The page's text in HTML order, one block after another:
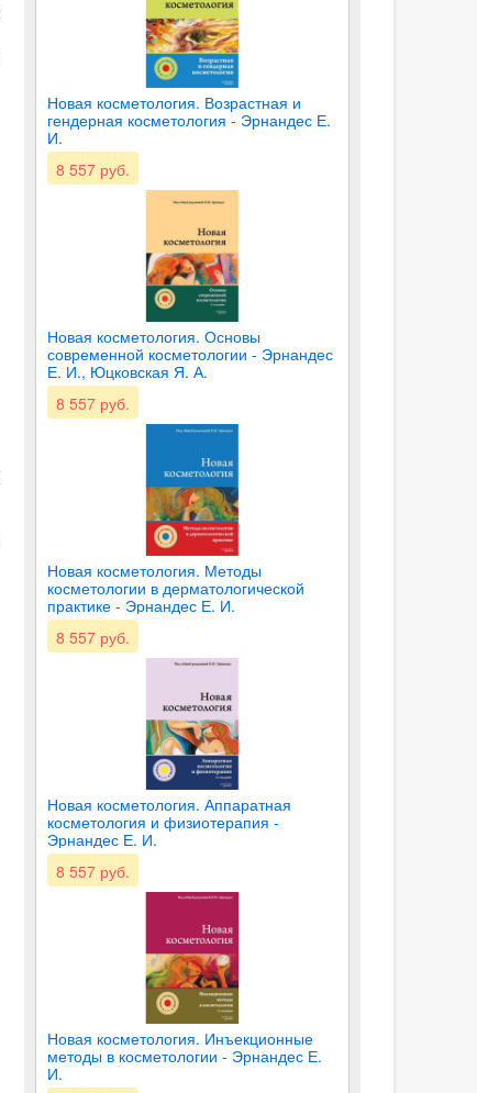
Новая косметология. Возрастная и
гендерная косметология - Эрнандес Е.
И.
8 557 руб.
Новая косметология. Основы
современной косметологии - Эрнандес
Е. И., Юцковская Я. А.
8 557 руб.
Новая косметология. Методы
косметологии в дерматологической
практике - Эрнандес Е. И.
8 557 руб.
Новая косметология. Аппаратная
косметология и физиотерапия -
Эрнандес Е. И.
8 557 руб.
Новая косметология. Инъекционные
методы в косметологии - Эрнандес Е.
И.